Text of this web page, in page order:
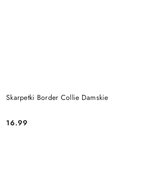
Skarpetki Border Collie Damskie
Cena:
16.99